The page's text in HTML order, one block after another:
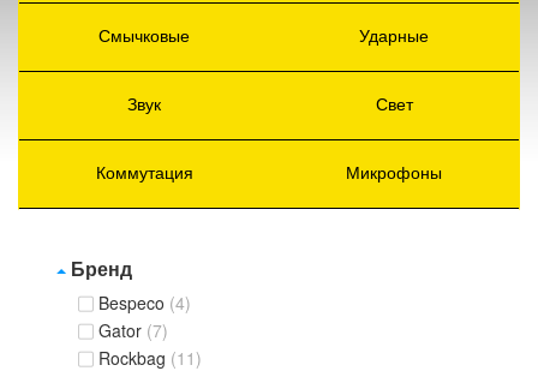
Смычковые Ударные
Звук Свет
Коммутация Микрофоны
Бренд
Bespeco (4)
Gator (7)
Rockbag (11)